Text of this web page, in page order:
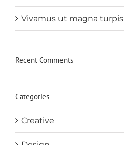
Vivamus ut magna turpis
Recent Comments
Categories
Creative